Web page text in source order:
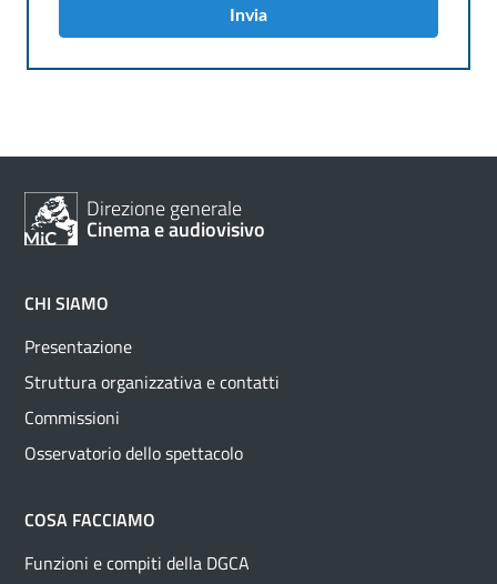
Invia
Direzione generale
Cinema e audiovisivo
CHI SIAMO
Presentazione
Struttura organizzativa e contatti
Commissioni
Osservatorio dello spettacolo
COSA FACCIAMO
Funzioni e compiti della DGCA